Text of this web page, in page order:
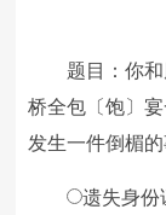
题目：你和
桥全包〔饱〕
发生一件倒楣
遗失身份